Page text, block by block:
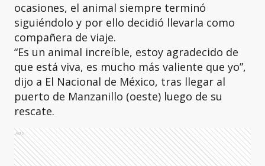
ocasiones, el animal siempre terminó
siguiéndolo y por ello decidió llevarla como
compañera de viaje.
“Es un animal increíble, estoy agradecido de
que está viva, es mucho más valiente que yo”,
dijo a El Nacional de México, tras llegar al
puerto de Manzanillo (oeste) luego de su
rescate.
Ads